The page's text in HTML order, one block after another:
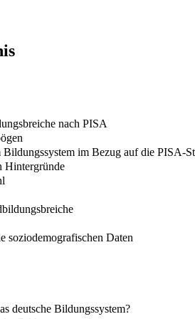
nach PISA
im Bezug auf die PISA-
Hintergründe
soziodemografischen Daten
deutsche Bildungssystem?